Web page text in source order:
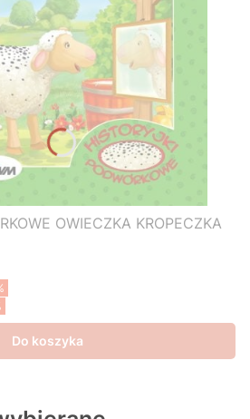
OWIECZKA KROPECZKA
Do koszyka